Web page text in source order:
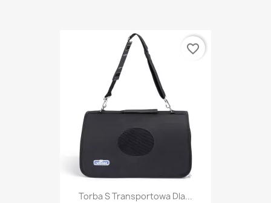
Torba S Transportowa Dla...
favorite_border